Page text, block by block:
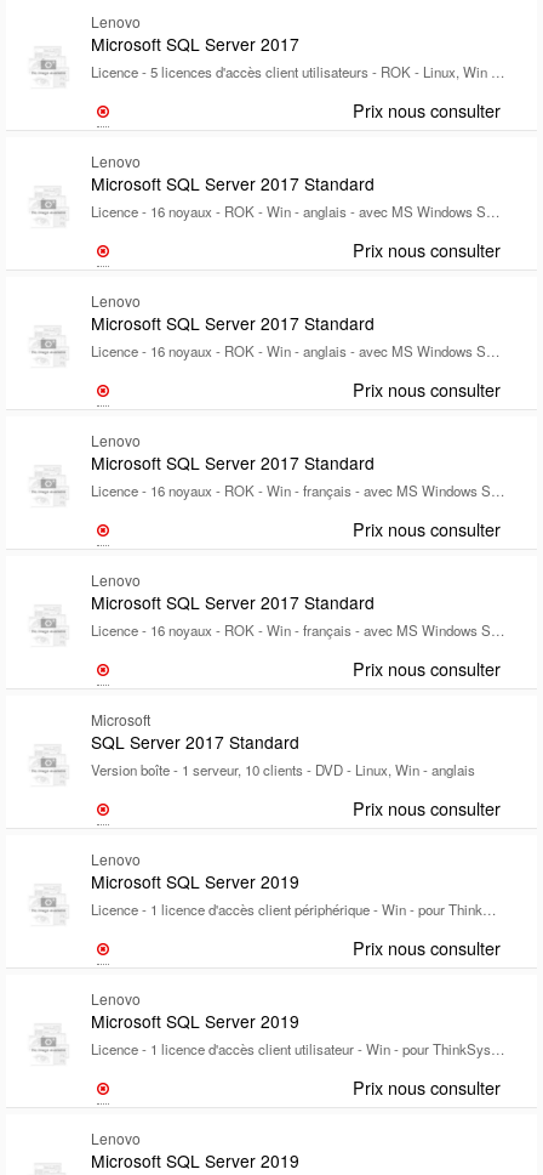
Lenovo
Microsoft SQL Server 2017
Licence - 5 licences d'accès client utilisateurs - ROK - Linux, Win - EMEA
Prix nous consulter
Lenovo
Microsoft SQL Server 2017 Standard
Licence - 16 noyaux - ROK - Win - anglais - avec MS Windows Server 2019 Datacenter
Prix nous consulter
Lenovo
Microsoft SQL Server 2017 Standard
Licence - 16 noyaux - ROK - Win - anglais - avec MS Windows Server 2019 Standard
Prix nous consulter
Lenovo
Microsoft SQL Server 2017 Standard
Licence - 16 noyaux - ROK - Win - français - avec MS Windows Server 2019 Datacenter
Prix nous consulter
Lenovo
Microsoft SQL Server 2017 Standard
Licence - 16 noyaux - ROK - Win - français - avec MS Windows Server 2019 Standard
Prix nous consulter
Microsoft
SQL Server 2017 Standard
Version boîte - 1 serveur, 10 clients - DVD - Linux, Win - anglais
Prix nous consulter
Lenovo
Microsoft SQL Server 2019
Licence - 1 licence d'accès client périphérique - Win - pour ThinkSystem SR250 V2; SR630 V2; SR645; SR650 V2; SR665; ST250 V2; ST50; ST50 V2; ST650 V2
Prix nous consulter
Lenovo
Microsoft SQL Server 2019
Licence - 1 licence d'accès client utilisateur - Win - pour ThinkSystem SR250 V2; SR630 V2; SR645; SR650 V2; SR665; ST250 V2; ST50; ST50 V2; ST650 V2
Prix nous consulter
Lenovo
Microsoft SQL Server 2019